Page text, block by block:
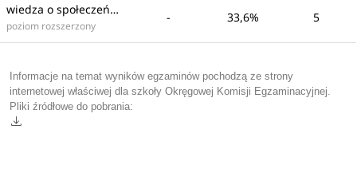
wiedza o społeczeństwie
poziom rozszerzony
- 33,6% 5
Informacje na temat wyników egzaminów pochodzą ze strony
internetowej właściwej dla szkoły Okręgowej Komisji Egzaminacyjnej.
Pliki źródłowe do pobrania: